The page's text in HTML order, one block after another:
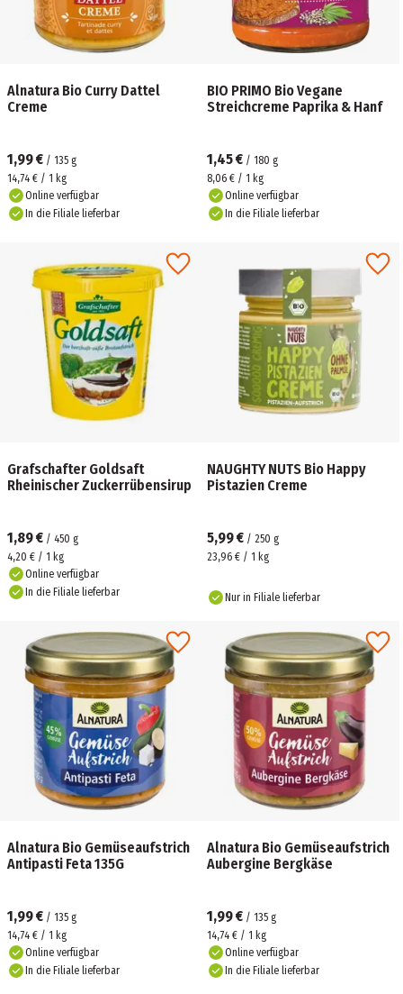
Alnatura Bio Curry Dattel
Creme
1,99 € / 135 g
14,74 € / 1 kg
Online verfügbar
In die Filiale lieferbar
BIO PRIMO Bio Vegane
Streichcreme Paprika & Hanf
1,45 € / 180 g
8,06 € / 1 kg
Online verfügbar
In die Filiale lieferbar
Grafschafter Goldsaft
Rheinischer Zuckerrübensirup
1,89 € / 450 g
4,20 € / 1 kg
Online verfügbar
In die Filiale lieferbar
NAUGHTY NUTS Bio Happy
Pistazien Creme
5,99 € / 250 g
23,96 € / 1 kg
Nur in Filiale lieferbar
Alnatura Bio Gemüseaufstrich
Antipasti Feta 135G
1,99 € / 135 g
14,74 € / 1 kg
Online verfügbar
In die Filiale lieferbar
Alnatura Bio Gemüseaufstrich
Aubergine Bergkäse
1,99 € / 135 g
14,74 € / 1 kg
Online verfügbar
In die Filiale lieferbar